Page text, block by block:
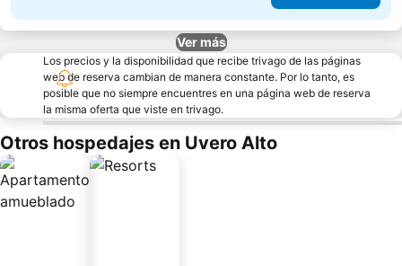
Ver más
Los precios y la disponibilidad que recibe trivago de las páginas
web de reserva cambian de manera constante. Por lo tanto, es
posible que no siempre encuentres en una página web de reserva
la misma oferta que viste en trivago.
Otros hospedajes en Uvero Alto